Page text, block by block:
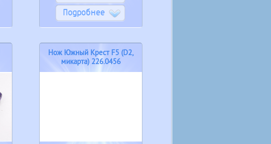
Подробнее
Нож Южный Крест F5 (D2,
микарта) 226.0456